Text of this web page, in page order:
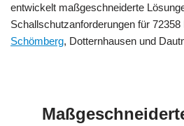
entwickelt maßgeschneiderte
Schallschutzanforderungen für
Schömberg, Dotternhausen und